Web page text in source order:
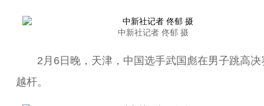
中新社记者 佟郁 摄
2月6日晚，天津，中国选手武国彪在男子跳高决
越杆。